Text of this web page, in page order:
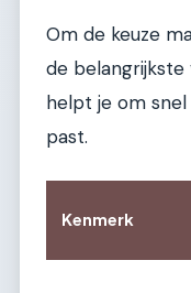
Om de keuze
de belangrijkste
helpt je om
past.
Kenmerk